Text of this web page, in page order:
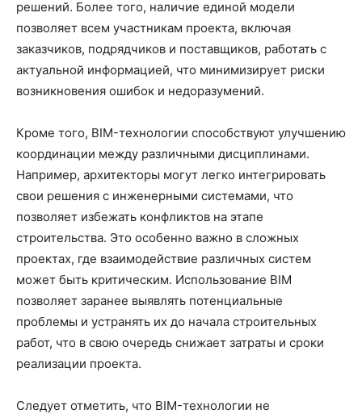
решений. Более того, наличие единой модели
позволяет всем участникам проекта, включая
заказчиков, подрядчиков и поставщиков, работать с
актуальной информацией, что минимизирует риски
возникновения ошибок и недоразумений.
Кроме того, BIM-технологии способствуют улучшению
координации между различными дисциплинами.
Например, архитекторы могут легко интегрировать
свои решения с инженерными системами, что
позволяет избежать конфликтов на этапе
строительства. Это особенно важно в сложных
проектах, где взаимодействие различных систем
может быть критическим. Использование BIM
позволяет заранее выявлять потенциальные
проблемы и устранять их до начала строительных
работ, что в свою очередь снижает затраты и сроки
реализации проекта.
Следует отметить, что BIM-технологии не